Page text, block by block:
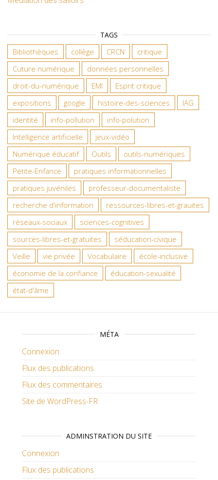
TAGS
Bibliothèques collège CRCN
critique
Cuture numérique
données personnelles
droit-du-numérique
EMI
Esprit critique
expositions
google histoire-des-sciences
IAG
identité
info-pollution
info-polution
Intelligence artificielle
jeux-vidéo
Numérique éducatif
Outils
outils-numériques
Petite-Enfance
pratiques informationnelles
pratiques juvéniles
professeur-documentaliste
recherche d'information
ressources-libres-et-grauites
réseaux-sociaux
sciences-cognitives
sources-libres-et-gratuites
séducation-civique
Veille
vie privée Vocabulaire
école-inclusive
économie de la confiance
éducation-sexualité
état-d'âme
MÉTA
Connexion
Flux des publications
Flux des commentaires
Site de WordPress-FR
ADMINSTRATION DU SITE
Connexion
Flux des publications